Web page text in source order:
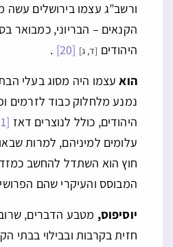
ורשב”ג עצמו בירושלים עשה
הקנאים – הבריוני, כמבואר
היהודים [ד, ג] [20]
.
הואעצמו היה מסוג בעלי
נמנע מלחלוק כבוד לזרמים
היהודים, כולל לנוצרים דאז [21]
עלומים למיניהם, למרות
חוץ הוא השתדל להחשב
המבוסס והעיקרי שהם
יוסיפוס, מטבע הדברים,
חזית בקרבות ובבילוי בבתי